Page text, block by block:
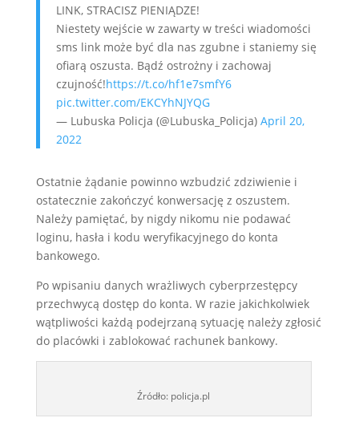
LINK, STRACISZ PIENIĄDZE!
Niestety wejście w zawarty w treści wiadomości
sms link może być dla nas zgubne i staniemy się
ofiarą oszusta. Bądź ostrożny i zachowaj
czujność!https://t.co/hf1e7smfY6
pic.twitter.com/EKCYhNJYQG
— Lubuska Policja (@Lubuska_Policja) April 20,
2022
Ostatnie żądanie powinno wzbudzić zdziwienie i
ostatecznie zakończyć konwersację z oszustem.
Należy pamiętać, by nigdy nikomu nie podawać
loginu, hasła i kodu weryfikacyjnego do konta
bankowego.
Po wpisaniu danych wrażliwych cyberprzestępcy
przechwycą dostęp do konta. W razie jakichkolwiek
wątpliwości każdą podejrzaną sytuację należy zgłosić
do placówki i zablokować rachunek bankowy.
Źródło: policja.pl